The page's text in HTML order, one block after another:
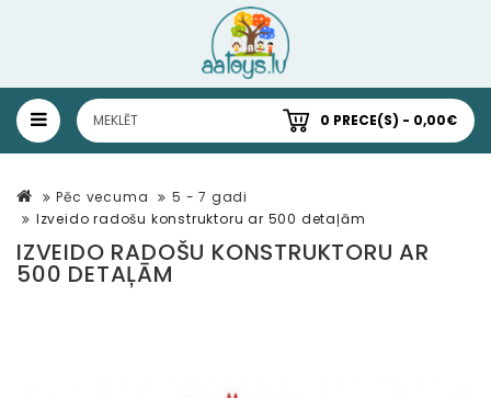
0 PRECE(S) - 0,00€
Pēc vecuma
5 - 7 gadi
Izveido radošu konstruktoru ar 500 detaļām
IZVEIDO RADOŠU KONSTRUKTORU AR
500 DETAĻĀM